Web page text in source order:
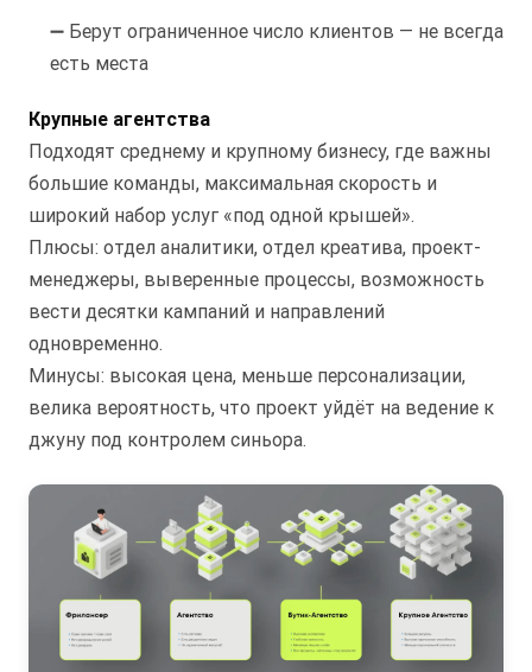
➖ Берут ограниченное число клиентов — не всегда
есть места
Крупные агентства
Подходят среднему и крупному бизнесу, где важны
большие команды, максимальная скорость и
широкий набор услуг «под одной крышей».
Плюсы: отдел аналитики, отдел креатива, проект-
менеджеры, выверенные процессы, возможность
вести десятки кампаний и направлений
одновременно.
Минусы: высокая цена, меньше персонализации,
велика вероятность, что проект уйдёт на ведение к
джуну под контролем синьора.